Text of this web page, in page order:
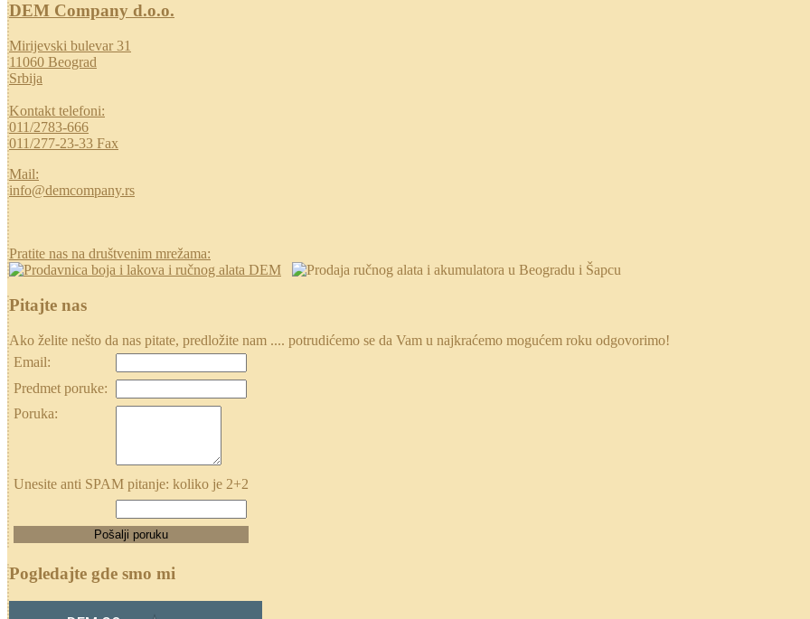
DEM Company d.o.o.
Mirijevski bulevar 31
11060 Beograd
Srbija
Kontakt telefoni:
011/2783-666
011/277-23-33 Fax
Mail:
info@demcompany.rs
Pratite nas na društvenim mrežama:
Pitajte nas
Ako želite nešto da nas pitate, predložite nam .... potrudićemo se da Vam u najkraćemo mogućem roku odgovorimo!
Email:
Predmet poruke:
Poruka:
Unesite anti SPAM pitanje: koliko je 2+2
Pogledajte gde smo mi